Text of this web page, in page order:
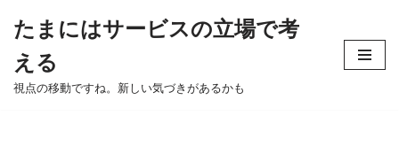
to
content
たまにはサービスの立場で考
える
視点の移動ですね。新しい気づきがあるかも